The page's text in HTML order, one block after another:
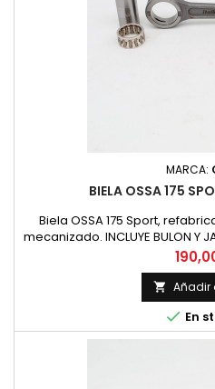
MARCA:
BIELA OSSA 175
Biela OSSA 175 Sport,
mecanizado. INCLUYE BULON Y
Distancia entre centros: 108
Diametro inferior: 28 mm.
superior: 16x20x20
Precio
 Añadir
 En